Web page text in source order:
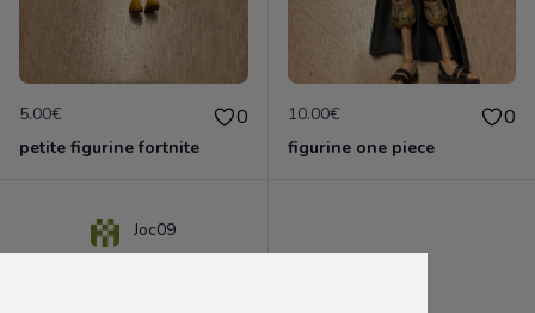
5.00€ 0
petite figurine fortnite
10.00€ 0
figurine one piece
Joc09